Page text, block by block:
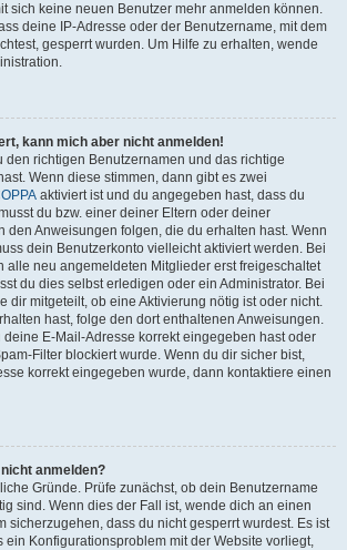
sich keine neuen Benutzer mehr anmelden können.
deine IP-Adresse oder der Benutzername, mit dem
gesperrt wurden. Um Hilfe zu erhalten, wende
kann mich aber nicht anmelden!
den richtigen Benutzernamen und das richtige
Wenn diese stimmen, dann gibt es zwei
aktiviert ist und du angegeben hast, dass du
du bzw. einer deiner Eltern oder deiner
den Anweisungen folgen, die du erhalten hast. Wenn
dein Benutzerkonto vielleicht aktiviert werden. Bei
alle neu angemeldeten Mitglieder erst freigeschaltet
du dies selbst erledigen oder ein Administrator. Bei
dir mitgeteilt, ob eine Aktivierung nötig ist oder nicht.
hast, folge den dort enthaltenen Anweisungen.
deine E-Mail-Adresse korrekt eingegeben hast oder
Filter blockiert wurde. Wenn du dir sicher bist,
korrekt eingegeben wurde, dann kontaktiere einen
anmelden?
Gründe. Prüfe zunächst, ob dein Benutzername
sind. Wenn dies der Fall ist, wende dich an einen
sicherzugehen, dass du nicht gesperrt wurdest. Es ist
ein Konfigurationsproblem mit der Website vorliegt,